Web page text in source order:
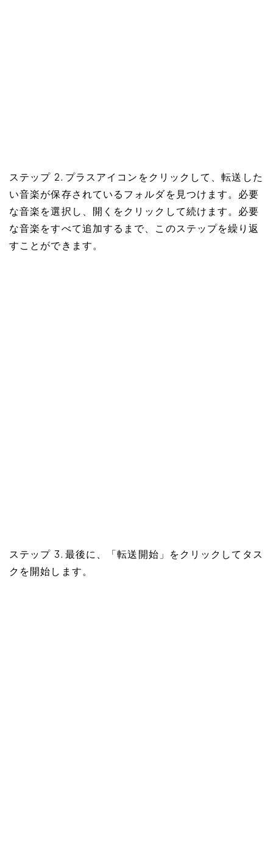
ステップ 2. プラスアイコンをクリックして、転送した
い音楽が保存されているフォルダを見つけます。必要
な音楽を選択し、開くをクリックして続けます。必要
な音楽をすべて追加するまで、このステップを繰り返
すことができます。
ステップ 3. 最後に、「転送開始」をクリックしてタス
クを開始します。